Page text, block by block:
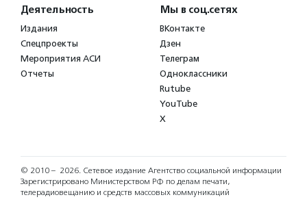
Деятельность
Издания
Спецпроекты
Мероприятия АСИ
Отчеты
Мы в соц.сетях
ВКонтакте
Дзен
Телеграм
Одноклассники
Rutube
YouTube
X
© 2010 – 2026. Сетевое издание Агентство социальной информации
Зарегистрировано Министерством РФ по делам печати,
телерадиовещанию и средств массовых коммуникаций